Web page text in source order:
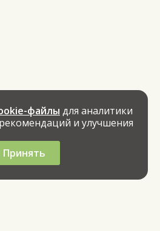
файлы для аналитики
и улучшения
Принять